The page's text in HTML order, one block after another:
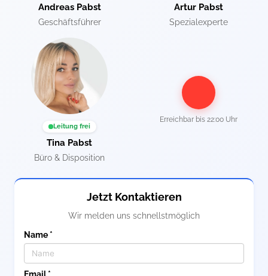
Andreas Pabst
Geschäftsführer
Artur Pabst
Spezialexperte
Leitung frei
Tina Pabst
Büro & Disposition
Erreichbar bis 22:00 Uhr
Jetzt Kontaktieren
Wir melden uns schnellstmöglich
Name *